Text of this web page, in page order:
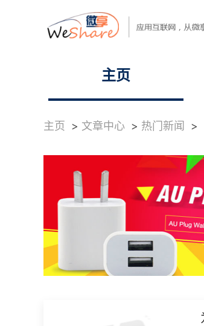
主页
主页 > 文章中心 > 热门新闻 >